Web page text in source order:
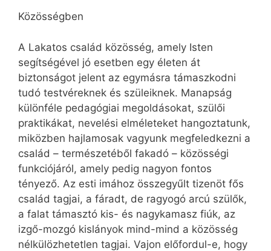
Közösségben
A Lakatos család közösség, amely Isten
segítségével jó esetben egy életen át
biztonságot jelent az egymásra támaszkodni
tudó testvéreknek és szüleiknek. Manapság
különféle pedagógiai megoldásokat, szülői
praktikákat, nevelési elméleteket hangoztatunk,
miközben hajlamosak vagyunk megfeledkezni a
család – természetéből fakadó – közösségi
funkciójáról, amely pedig nagyon fontos
tényező. Az esti imához összegyűlt tizenöt fős
család tagjai, a fáradt, de ragyogó arcú szülők,
a falat támasztó kis- és nagykamasz fiúk, az
izgő-mozgó kislányok mind-mind a közösség
nélkülözhetetlen tagjai. Vajon előfordul-e, hogy